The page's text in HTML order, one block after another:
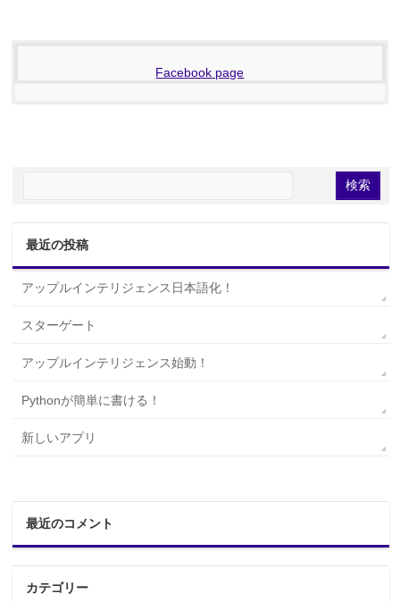
Facebook page
最近の投稿
アップルインテリジェンス日本語化！
スターゲート
アップルインテリジェンス始動！
Pythonが簡単に書ける！
新しいアプリ
最近のコメント
カテゴリー